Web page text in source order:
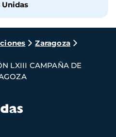
Unidas
Zaragoza
LXIII CAMPAÑA DE